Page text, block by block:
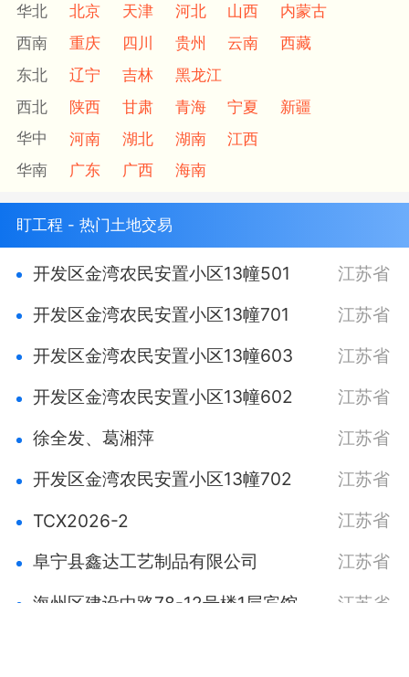
华北
北京 天津 河北 山西
内蒙古
西南
重庆 四川 贵州 云南
西藏
东北
辽宁 吉林
黑龙江
西北
陕西 甘肃 青海 宁夏
新疆
华中
河南 湖北 湖南
江西
华南
广东 广西 海南
盯工程 - 热门土地交易
开发区金湾农民安置小区13幢501
江苏省
开发区金湾农民安置小区13幢701
江苏省
开发区金湾农民安置小区13幢603
江苏省
开发区金湾农民安置小区13幢602
江苏省
徐全发、葛湘萍
江苏省
开发区金湾农民安置小区13幢702
江苏省
TCX2026-2
江苏省
阜宁县鑫达工艺制品有限公司
江苏省
海州区建设中路78-12号楼1层宾馆
江苏省